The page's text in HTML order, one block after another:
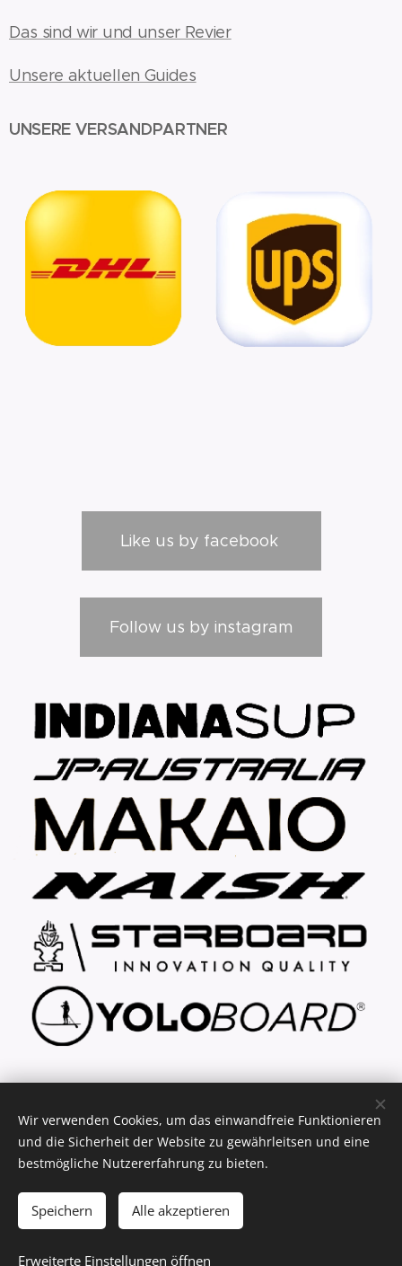
Das sind wir und unser Revier
Unsere aktuellen Guides
UNSERE VERSANDPARTNER
Like us by facebook
Follow us by instagram
... explore your freedom
Wir verwenden Cookies, um das einwandfreie Funktionieren
und die Sicherheit der Website zu gewährleitsen und eine
bestmögliche Nutzererfahrung zu bieten.
Speichern Alle akzeptieren
Erweiterte Einstellungen öffnen